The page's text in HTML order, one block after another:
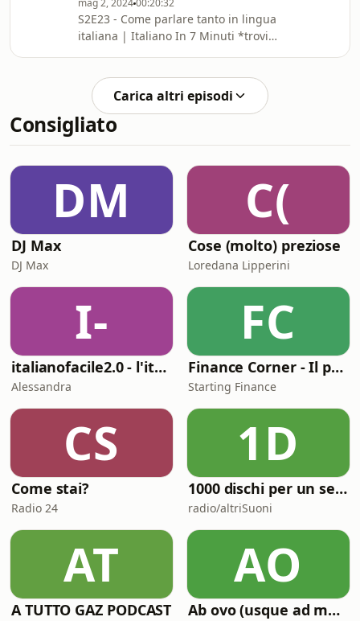
*Non perdere la Newsletter più
amata dagli studenti della lin
mag 2, 202400:20:32
S2E23 - Come parlare tanto in lingua
italiana | Italiano In 7 Minuti *trovi
https://drive.google.com/file/d/17akEfS4pGk0y5-
fJorf6pEfLqoTO6UBL/view?
usp=sharing *Leggi qui perché il mio
lavoro è gratis e lo sarà per sempre ➫
perdere la Newsletter più amata dagli
studenti del
Carica altri episodi
Consigliato
DM
DJ Max
DJ Max
C(
Cose (molto) preziose
Loredana Lipperini
I-
italianofacile2.0 - l'italiano con le canzoni
Alessandra
FC
Finance Corner - Il podcast di Starting Finance
Starting Finance
CS
Come stai?
Radio 24
1D
1000 dischi per un secolo
radio/altriSuoni
AT
A TUTTO GAZ PODCAST
AO
Ab ovo (usque ad mala)